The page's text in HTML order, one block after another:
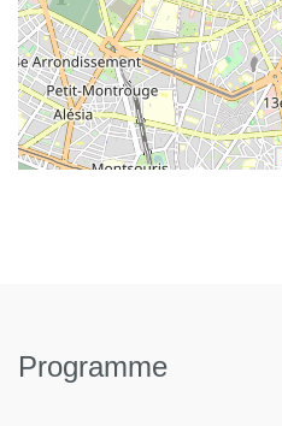
Programme